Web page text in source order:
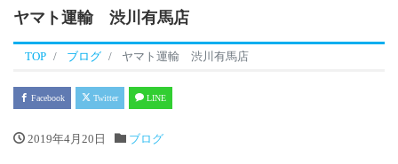
ヤマト運輸 渋川有馬店
TOP ブログ ヤマト運輸 渋川有馬店
Facebook Twitter LINE
2019年4月20日 ブログ